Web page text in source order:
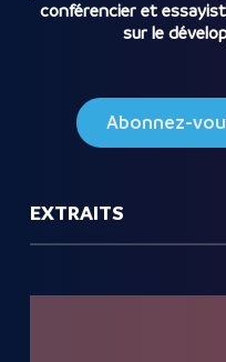
conférencier et
sur le
Abonnez-
EXTRAITS